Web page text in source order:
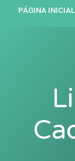
PÁGINA INICIAL